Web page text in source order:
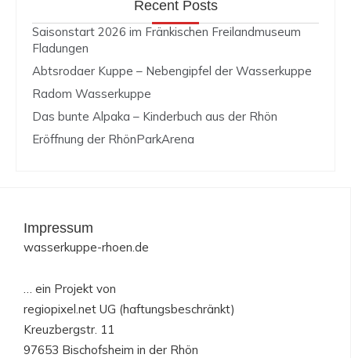
Recent Posts
Saisonstart 2026 im Fränkischen Freilandmuseum
Fladungen
Abtsrodaer Kuppe – Nebengipfel der Wasserkuppe
Radom Wasserkuppe
Das bunte Alpaka – Kinderbuch aus der Rhön
Eröffnung der RhönParkArena
Impressum
wasserkuppe-rhoen.de
… ein Projekt von
regiopixel.net UG (haftungsbeschränkt)
Kreuzbergstr. 11
97653 Bischofsheim in der Rhön